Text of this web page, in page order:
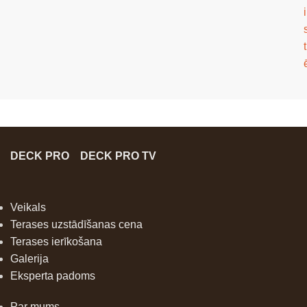
i
t
DECK PRO DECK PRO TV
Veikals
Terases uzstādīšanas cena
Terases ierīkošana
Galerija
Eksperta padoms